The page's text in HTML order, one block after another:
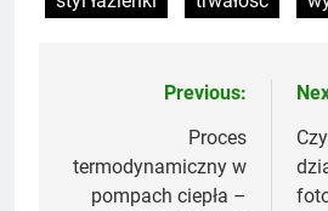
NawigacjaPrevious:
Proces
termodynamiczny w
pompach ciepła –